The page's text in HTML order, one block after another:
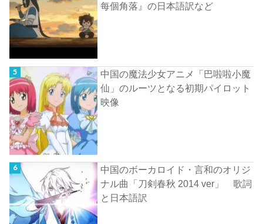
每個角落』の日本語訳など
中国の魔法少女アニメ「巴啦啦小魔
仙」のルーツとなる初期パイロット
映像
中国のボーカロイド・言和のオリジ
ナル曲「刀剣春秋 2014 ver」 歌詞
と日本語訳